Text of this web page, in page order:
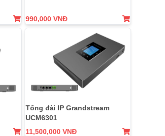
990,000 VNĐ
Tổng đài IP Grandstream
UCM6301
11,500,000 VNĐ